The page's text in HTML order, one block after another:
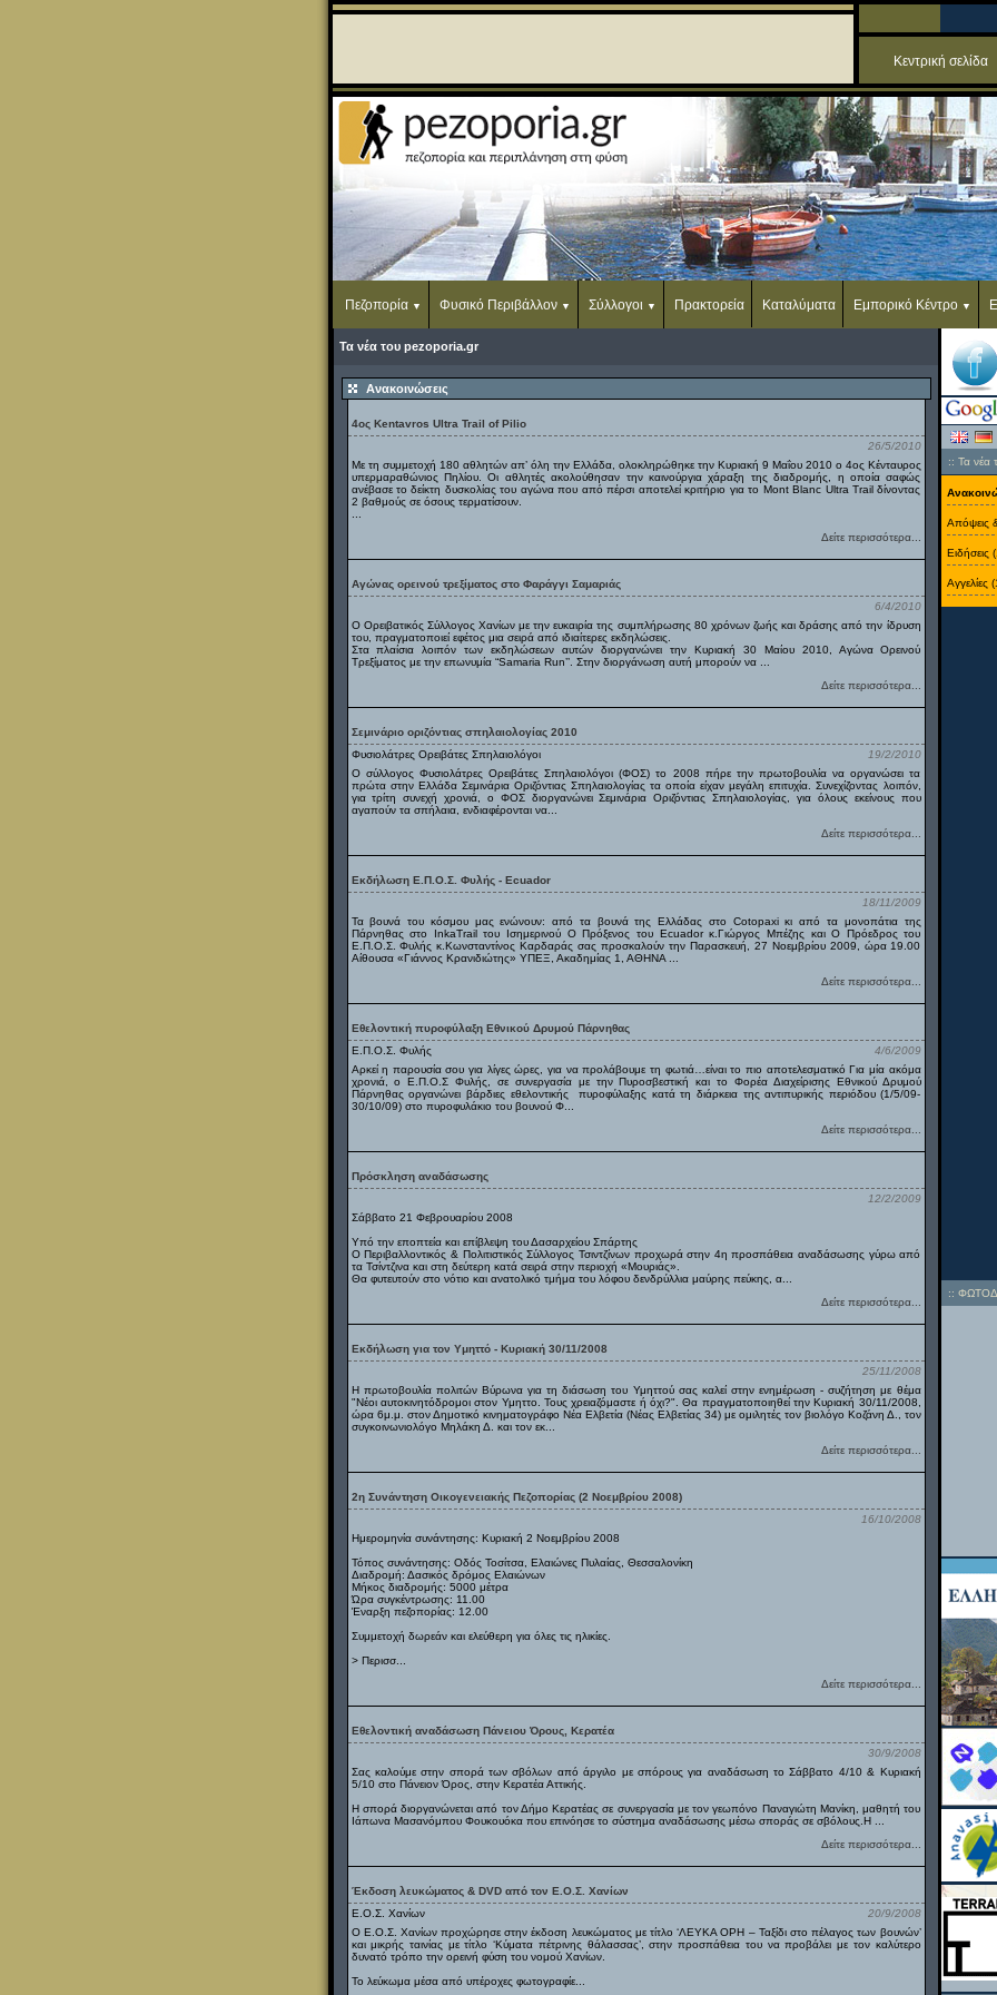
Κεντρική σελίδα
Πεζοπορία Φυσικό Περιβάλλον Σύλλογοι Πρακτορεία Καταλύματα Εμπορικό Κέντρο
Τα νέα του pezoporia.gr
Ανακοινώσεις
4ος Kentavros Ultra Trail of Pilio
26/5/2010
Με τη συμμετοχή 180 αθλητών απ’ όλη την Ελλάδα, ολοκληρώθηκε την Κυριακή 9 Μαΐου 2010 ο 4ος Κένταυρος
υπερμαραθώνιος Πηλίου. Οι αθλητές ακολούθησαν την καινούργια χάραξη της διαδρομής, η οποία σαφώς
ανέβασε το δείκτη δυσκολίας του αγώνα που από πέρσι αποτελεί κριτήριο για το Mont Blanc Ultra Trail δίνοντας
2 βαθμούς σε όσους τερματίσουν.
Δείτε περισσότερα...
Αγώνας ορεινού τρεξίματος στο Φαράγγι Σαμαριάς
6/4/2010
Ο Ορειβατικός Σύλλογος Χανίων με την ευκαιρία της συμπλήρωσης 80 χρόνων ζωής και δράσης από την ίδρυση
του, πραγματοποιεί εφέτος μια σειρά από ιδιαίτερες εκδηλώσεις.
Στα πλαίσια λοιπόν των εκδηλώσεων αυτών διοργανώνει την Κυριακή 30 Μαίου 2010, Αγώνα Ορεινού
Τρεξίματος με την επωνυμία “Samaria Run’’. Στην διοργάνωση αυτή μπορούν να ...
Δείτε περισσότερα...
Σεμινάριο οριζόντιας σπηλαιολογίας 2010
Φυσιολάτρες Ορειβάτες Σπηλαιολόγοι
19/2/2010
Ο σύλλογος Φυσιολάτρες Ορειβάτες Σπηλαιολόγοι (ΦΟΣ) το 2008 πήρε την πρωτοβουλία να οργανώσει τα
πρώτα στην Ελλάδα Σεμινάρια Οριζόντιας Σπηλαιολογίας τα οποία είχαν μεγάλη επιτυχία. Συνεχίζοντας λοιπόν,
για τρίτη συνεχή χρονιά, ο ΦΟΣ διοργανώνει Σεμινάρια Οριζόντιας Σπηλαιολογίας, για όλους εκείνους που
αγαπούν τα σπήλαια, ενδιαφέρονται να...
Δείτε περισσότερα...
Εκδήλωση Ε.Π.Ο.Σ. Φυλής - Ecuador
18/11/2009
Τα βουνά του κόσμου μας ενώνουν: από τα βουνά της Ελλάδας στο Cotopaxi κι από τα μονοπάτια της
Πάρνηθας στο InkaTrail του Ισημερινού Ο Πρόξενος του Ecuador κ.Γιώργος Μπέζης και Ο Πρόεδρος του
Ε.Π.Ο.Σ. Φυλής κ.Κωνσταντίνος Καρδαράς σας προσκαλούν την Παρασκευή, 27 Νοεμβρίου 2009, ώρα 19.00
Αίθουσα «Γιάννος Κρανιδιώτης» ΥΠΕΞ, Ακαδημίας 1, ΑΘΗΝΑ ...
Δείτε περισσότερα...
Εθελοντική πυροφύλαξη Εθνικού Δρυμού Πάρνηθας
Ε.Π.Ο.Σ. Φυλής
4/6/2009
Αρκεί η παρουσία σου για λίγες ώρες, για να προλάβουμε τη φωτιά…είναι το πιο αποτελεσματικό Για μία ακόμα
χρονιά, ο Ε.Π.Ο.Σ Φυλής, σε συνεργασία με την Πυροσβεστική και το Φορέα Διαχείρισης Εθνικού Δρυμού
Πάρνηθας οργανώνει βάρδιες εθελοντικής πυροφύλαξης κατά τη διάρκεια της αντιπυρικής περιόδου (1/5/09-
30/10/09) στο πυροφυλάκιο του βουνού Φ...
Δείτε περισσότερα...
Πρόσκληση αναδάσωσης
12/2/2009
Σάββατο 21 Φεβρουαρίου 2008
Υπό την εποπτεία και επίβλεψη του Δασαρχείου Σπάρτης
Ο Περιβαλλοντικός & Πολιτιστικός Σύλλογος Τσιντζίνων προχωρά στην 4η προσπάθεια αναδάσωσης γύρω από
τα Τσίντζινα και στη δεύτερη κατά σειρά στην περιοχή «Μουριάς».
Θα φυτευτούν στο νότιο και ανατολικό τμήμα του λόφου δενδρύλλια μαύρης πεύκης, α...
Δείτε περισσότερα...
Εκδήλωση για τον Υμηττό - Κυριακή 30/11/2008
25/11/2008
Η πρωτοβουλία πολιτών Βύρωνα για τη διάσωση του Υμηττού σας καλεί στην ενημέρωση - συζήτηση με θέμα
"Νέοι αυτοκινητόδρομοι στον Υμηττο. Τους χρειαζόμαστε ή όχι?". Θα πραγματοποιηθεί την Κυριακή 30/11/2008,
ώρα 6μ.μ. στον Δημοτικό κινηματογράφο Νέα Ελβετία (Νέας Ελβετίας 34) με ομιλητές τον βιολόγο Κοζάνη Δ., τον
συγκοινωνιολόγο Μηλάκη Δ. και τον εκ...
Δείτε περισσότερα...
2η Συνάντηση Οικογενειακής Πεζοπορίας (2 Νοεμβρίου 2008)
16/10/2008
Ημερομηνία συνάντησης: Κυριακή 2 Νοεμβρίου 2008
Τόπος συνάντησης: Οδός Τοσίτσα, Ελαιώνες Πυλαίας, Θεσσαλονίκη
Διαδρομή: Δασικός δρόμος Ελαιώνων
Μήκος διαδρομής: 5000 μέτρα
Ώρα συγκέντρωσης: 11.00
Έναρξη πεζοπορίας: 12.00
Συμμετοχή δωρεάν και ελεύθερη για όλες τις ηλικίες.
> Περισσ...
Δείτε περισσότερα...
Εθελοντική αναδάσωση Πάνειου Όρους, Κερατέα
30/9/2008
Σας καλούμε στην σπορά των σβόλων από άργιλο με σπόρους για αναδάσωση το Σάββατο 4/10 & Κυριακή
5/10 στο Πάνειον Όρος, στην Κερατέα Αττικής.
Η σπορά διοργανώνεται από τον Δήμο Κερατέας σε συνεργασία με τον γεωπόνο Παναγιώτη Μανίκη, μαθητή του
Ιάπωνα Μασανόμπου Φουκουόκα που επινόησε το σύστημα αναδάσωσης μέσω σποράς σε σβόλους.Η ...
Δείτε περισσότερα...
Έκδοση λευκώματος & DVD από τον Ε.Ο.Σ. Χανίων
Ε.Ο.Σ. Χανίων
20/9/2008
Ο Ε.Ο.Σ. Χανίων προχώρησε στην έκδοση λευκώματος με τίτλο ‘ΛΕΥΚΑ ΟΡΗ – Ταξίδι στο πέλαγος των βουνών’
και μικρής ταινίας με τίτλο ‘Κύματα πέτρινης θάλασσας’, στην προσπάθεια του να προβάλει με τον καλύτερο
δυνατό τρόπο την ορεινή φύση του νομού Χανίων.
Το λεύκωμα μέσα από υπέροχες φωτογραφίε...
:: Τα νέα
Απόψεις
Ειδήσεις
Αγγελίες
::